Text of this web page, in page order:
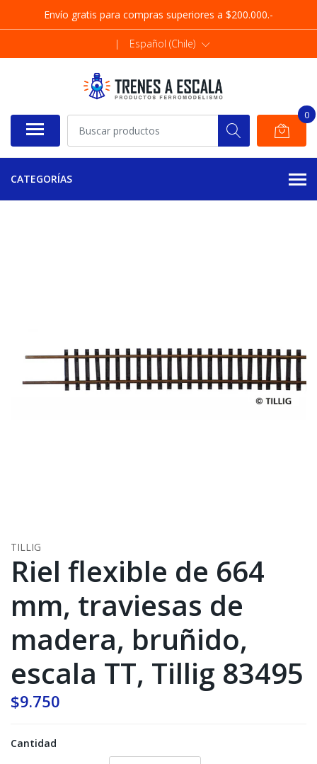
Envío gratis para compras superiores a $200.000.-
| Español (Chile)
0
CATEGORÍAS
TILLIG
Riel flexible de 664
mm, traviesas de
madera, bruñido,
escala TT, Tillig 83495
$9.750
Cantidad